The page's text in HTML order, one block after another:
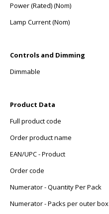
Power (Rated) (Nom)
Lamp Current (Nom)
Controls and Dimming
Dimmable
Product Data
Full product code
Order product name
EAN/UPC - Product
Order code
Numerator - Quantity Per Pack
Numerator - Packs per outer box